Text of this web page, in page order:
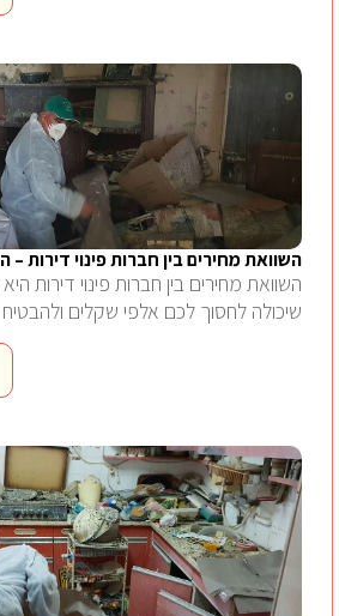
השוואת מחירים בין חברות פינוי דירות –
השוואת מחירים בין חברות פינוי דירות
שיכולה לחסוך לכם אלפי שקלים